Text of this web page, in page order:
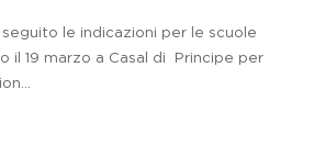
le indicazioni per le scuole
il 19 marzo a Casal di Principe per